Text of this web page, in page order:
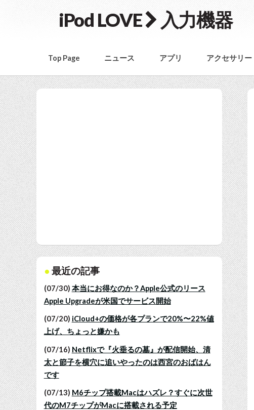
iPod LOVE 入力機器
Top Page ニュース アプリ アクセサリー
最近の記事
(07/30) 本当にお得なのか？Apple公式のリース
Apple Upgradeが米国でサービス開始
(07/20) iCloud+の価格が各プランで20%〜22%値
上げ、ちょっと嫌かも
(07/16) Netflixで『火垂るの墓』が配信開始、清
太と節子を横穴に追いやったのは西宮のおばはん
です
(07/13) M6チップ搭載Macはハズレ？すぐに次世
代のM7チップがMacに搭載される予定